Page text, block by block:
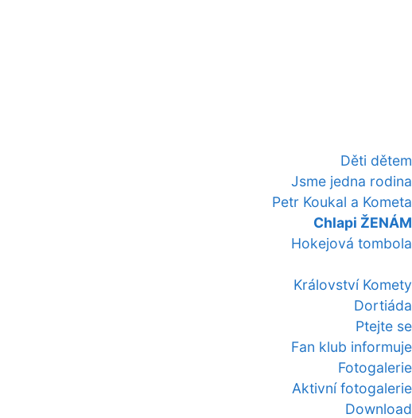
Děti dětem
Jsme jedna rodina
Petr Koukal a Kometa
Chlapi ŽENÁM
Hokejová tombola
Království Komety
Dortiáda
Ptejte se
Fan klub informuje
Fotogalerie
Aktivní fotogalerie
Download